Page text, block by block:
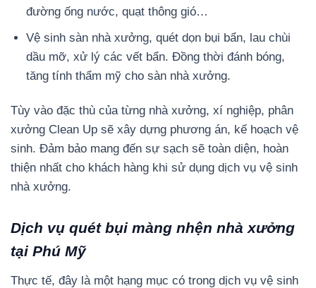
đường ống nước, quạt thông gió…
Vệ sinh sàn nhà xưởng, quét dọn bụi bẩn, lau chùi
dầu mỡ, xử lý các vết bẩn. Đồng thời đánh bóng,
tăng tính thẩm mỹ cho sàn nhà xưởng.
Tùy vào đặc thù của từng nhà xưởng, xí nghiệp, phân
xưởng Clean Up sẽ xây dựng phương án, kế hoạch vệ
sinh. Đảm bảo mang đến sự sạch sẽ toàn diện, hoàn
thiện nhất cho khách hàng khi sử dụng dịch vụ vệ sinh
nhà xưởng.
Dịch vụ quét bụi màng nhện nhà xưởng
tại Phú Mỹ
Thực tế, đây là một hạng mục có trong dịch vụ vệ sinh